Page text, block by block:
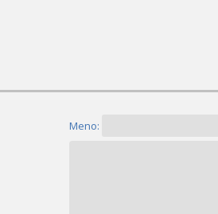
Meno: